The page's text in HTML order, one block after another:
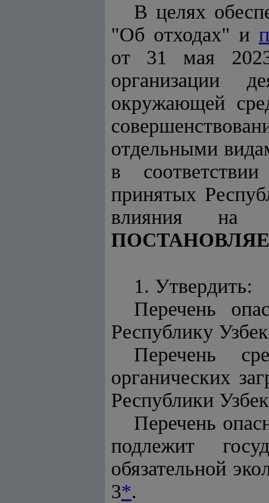
В целях
"Об отходах" и
от 31 мая
организации
окружающей
отдельными
в
принятых
влияния на
1. Утвердить:
Перечень
Республику
Перечень
органических
Республики
Перечень
подлежит
обязательной
3*.